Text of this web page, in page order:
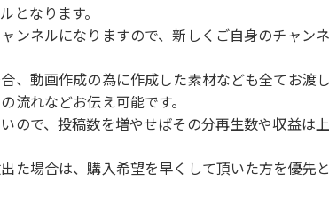
となります。
ンネルになりますので、新しくご自身のチャン
、動画作成の為に作成した素材なども全てお渡し
流れなどお伝え可能です。
ので、投稿数を増やせばその分再生数や収益は上
た場合は、購入希望を早くして頂いた方を優先